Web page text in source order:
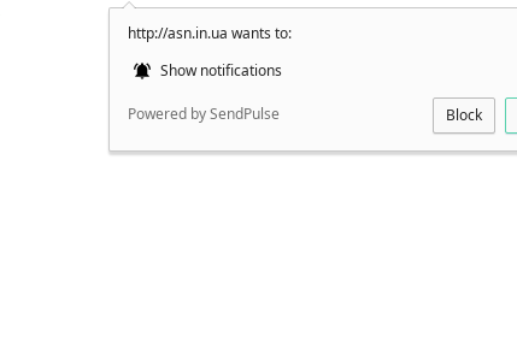
http://asn.in.ua wants to:
Show notifications
Powered by SendPulse Block